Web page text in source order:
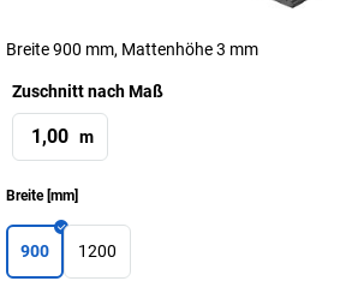
Breite 900 mm, Mattenhöhe 3 mm
Zuschnitt nach Maß
m
Breite[mm]
900 1200